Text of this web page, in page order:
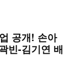
공개! 손아
빈-김기연 배